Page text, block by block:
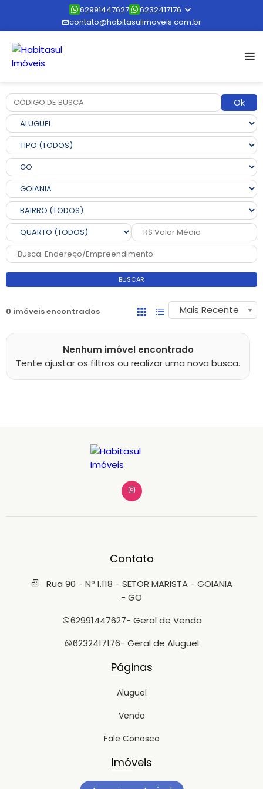
62991447627
6232417176
contato@habitasulimoveis.com.br
Ok
BUSCAR
0 imóveis encontrados Mais Recente
Nenhum imóvel encontrado
Tente ajustar os filtros ou realizar uma nova busca.
Contato
Rua 90 - Nº 1.118 - SETOR MARISTA - GOIANIA
- GO
62991447627- Geral de Venda
6232417176- Geral de Aluguel
Páginas
Aluguel
Venda
Fale Conosco
Imóveis